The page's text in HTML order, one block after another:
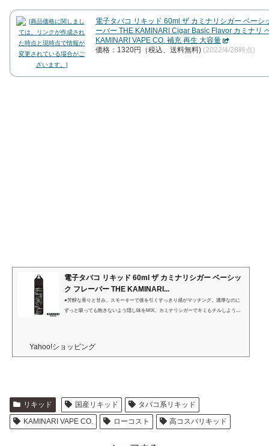
電子タバコ リキッド 60ml ザ カミナリシガー ベーシ
ーバー THE KAMINARI Cigar Basic Flavor カミナリ
KAMINARI VAPE CO. 補充 再生 大容量
価格：1320円（税込、送料無料) (2022/4/28時点)
電子タバコ リキッド 60ml ザ カミナリシガー ベーシッ
ク フレーバー THE KAMINARI...
●芳醇な香りと甘み、スモーキーで後を引くすっきり感がマッチング。濃厚なのに
ずっと吸っても飽きないよう隠し味をMIX。カミナリシガーでキミもチルしよう！
バコ用リキッドとなります。※気温の低いところで保管した場合に液体の一部が結
Yahoo!ショッピング
リキッド 国産リキッド
タバコ系リキッド
KAMINARI VAPE CO.
ローコスト 高コスパリキッド